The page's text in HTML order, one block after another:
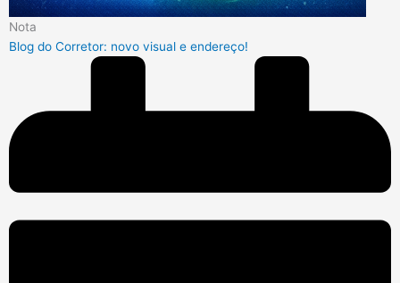
Nota
Blog do Corretor: novo visual e endereço!